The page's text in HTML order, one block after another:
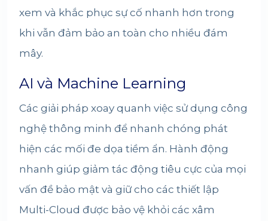
xem và khắc phục sự cố nhanh hơn trong
khi vẫn đảm bảo an toàn cho nhiều đám
mây.
AI và Machine Learning
Các giải pháp xoay quanh việc sử dụng công
nghệ thông minh để nhanh chóng phát
hiện các mối đe dọa tiềm ẩn. Hành động
nhanh giúp giảm tác động tiêu cực của mọi
vấn đề bảo mật và giữ cho các thiết lập
Multi-Cloud được bảo vệ khỏi các xâm